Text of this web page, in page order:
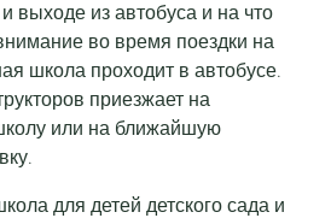
выходе из автобуса и на что
во время поездки на
школа проходит в автобусе.
приезжает на
или на ближайшую
для детей детского сада и